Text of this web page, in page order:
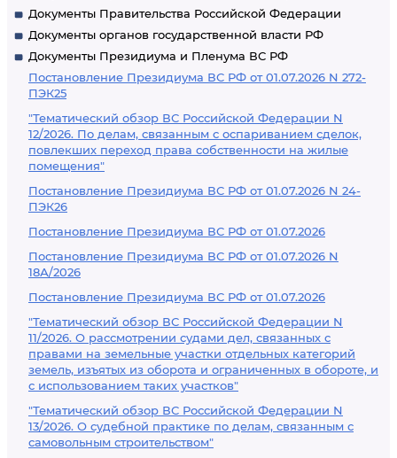
Документы Правительства Российской Федерации
Документы органов государственной власти РФ
Документы Президиума и Пленума ВС РФ
Постановление Президиума ВС РФ от 01.07.2026 N 272-
ПЭК25
"Тематический обзор ВС Российской Федерации N
12/2026. По делам, связанным с оспариванием сделок,
повлекших переход права собственности на жилые
помещения"
Постановление Президиума ВС РФ от 01.07.2026 N 24-
ПЭК26
Постановление Президиума ВС РФ от 01.07.2026
Постановление Президиума ВС РФ от 01.07.2026 N
18А/2026
Постановление Президиума ВС РФ от 01.07.2026
"Тематический обзор ВС Российской Федерации N
11/2026. О рассмотрении судами дел, связанных с
правами на земельные участки отдельных категорий
земель, изъятых из оборота и ограниченных в обороте, и
с использованием таких участков"
"Тематический обзор ВС Российской Федерации N
13/2026. О судебной практике по делам, связанным с
самовольным строительством"